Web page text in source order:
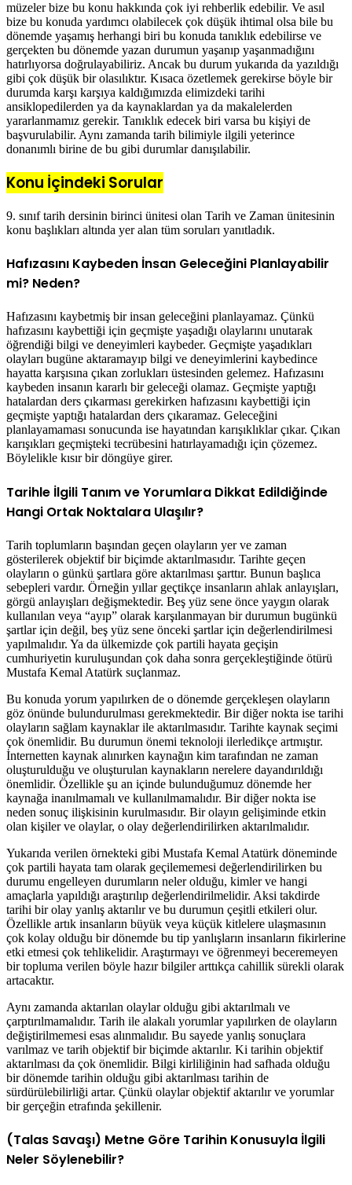
müzeler bize bu konu hakkında çok iyi rehberlik edebilir. Ve asıl
bize bu konuda yardımcı olabilecek çok düşük ihtimal olsa bile bu
dönemde yaşamış herhangi biri bu konuda tanıklık edebilirse ve
gerçekten bu dönemde yazan durumun yaşanıp yaşanmadığını
hatırlıyorsa doğrulayabiliriz. Ancak bu durum yukarıda da yazıldığı
gibi çok düşük bir olasılıktır. Kısaca özetlemek gerekirse böyle bir
durumda karşı karşıya kaldığımızda elimizdeki tarihi
ansiklopedilerden ya da kaynaklardan ya da makalelerden
yararlanmamız gerekir. Tanıklık edecek biri varsa bu kişiyi de
başvurulabilir. Aynı zamanda tarih bilimiyle ilgili yeterince
donanımlı birine de bu gibi durumlar danışılabilir.
Konu İçindeki Sorular
9. sınıf tarih dersinin birinci ünitesi olan Tarih ve Zaman ünitesinin
konu başlıkları altında yer alan tüm soruları yanıtladık.
Hafızasını Kaybeden İnsan Geleceğini Planlayabilir
mi? Neden?
Hafızasını kaybetmiş bir insan geleceğini planlayamaz. Çünkü
hafızasını kaybettiği için geçmişte yaşadığı olaylarını unutarak
öğrendiği bilgi ve deneyimleri kaybeder. Geçmişte yaşadıkları
olayları bugüne aktaramayıp bilgi ve deneyimlerini kaybedince
hayatta karşısına çıkan zorlukları üstesinden gelemez. Hafızasını
kaybeden insanın kararlı bir geleceği olamaz. Geçmişte yaptığı
hatalardan ders çıkarması gerekirken hafızasını kaybettiği için
geçmişte yaptığı hatalardan ders çıkaramaz. Geleceğini
planlayamaması sonucunda ise hayatından karışıklıklar çıkar. Çıkan
karışıkları geçmişteki tecrübesini hatırlayamadığı için çözemez.
Böylelikle kısır bir döngüye girer.
Tarihle İlgili Tanım ve Yorumlara Dikkat Edildiğinde
Hangi Ortak Noktalara Ulaşılır?
Tarih toplumların başından geçen olayların yer ve zaman
gösterilerek objektif bir biçimde aktarılmasıdır. Tarihte geçen
olayların o günkü şartlara göre aktarılması şarttır. Bunun başlıca
sebepleri vardır. Örneğin yıllar geçtikçe insanların ahlak anlayışları,
görgü anlayışları değişmektedir. Beş yüz sene önce yaygın olarak
kullanılan veya “ayıp” olarak karşılanmayan bir durumun bugünkü
şartlar için değil, beş yüz sene önceki şartlar için değerlendirilmesi
yapılmalıdır. Ya da ülkemizde çok partili hayata geçişin
cumhuriyetin kuruluşundan çok daha sonra gerçekleştiğinde ötürü
Mustafa Kemal Atatürk suçlanmaz.
Bu konuda yorum yapılırken de o dönemde gerçekleşen olayların
göz önünde bulundurulması gerekmektedir. Bir diğer nokta ise tarihi
olayların sağlam kaynaklar ile aktarılmasıdır. Tarihte kaynak seçimi
çok önemlidir. Bu durumun önemi teknoloji ilerledikçe artmıştır.
İnternetten kaynak alınırken kaynağın kim tarafından ne zaman
oluşturulduğu ve oluşturulan kaynakların nerelere dayandırıldığı
önemlidir. Özellikle şu an içinde bulunduğumuz dönemde her
kaynağa inanılmamalı ve kullanılmamalıdır. Bir diğer nokta ise
neden sonuç ilişkisinin kurulmasıdır. Bir olayın gelişiminde etkin
olan kişiler ve olaylar, o olay değerlendirilirken aktarılmalıdır.
Yukarıda verilen örnekteki gibi Mustafa Kemal Atatürk döneminde
çok partili hayata tam olarak geçilememesi değerlendirilirken bu
durumu engelleyen durumların neler olduğu, kimler ve hangi
amaçlarla yapıldığı araştırılıp değerlendirilmelidir. Aksi takdirde
tarihi bir olay yanlış aktarılır ve bu durumun çeşitli etkileri olur.
Özellikle artık insanların büyük veya küçük kitlelere ulaşmasının
çok kolay olduğu bir dönemde bu tip yanlışların insanların fikirlerine
etki etmesi çok tehlikelidir. Araştırmayı ve öğrenmeyi beceremeyen
bir topluma verilen böyle hazır bilgiler arttıkça cahillik sürekli olarak
artacaktır.
Aynı zamanda aktarılan olaylar olduğu gibi aktarılmalı ve
çarptırılmamalıdır. Tarih ile alakalı yorumlar yapılırken de olayların
değiştirilmemesi esas alınmalıdır. Bu sayede yanlış sonuçlara
varılmaz ve tarih objektif bir biçimde aktarılır. Ki tarihin objektif
aktarılması da çok önemlidir. Bilgi kirliliğinin had safhada olduğu
bir dönemde tarihin olduğu gibi aktarılması tarihin de
sürdürülebilirliği artar. Çünkü olaylar objektif aktarılır ve yorumlar
bir gerçeğin etrafında şekillenir.
(Talas Savaşı) Metne Göre Tarihin Konusuyla İlgili
Neler Söylenebilir?